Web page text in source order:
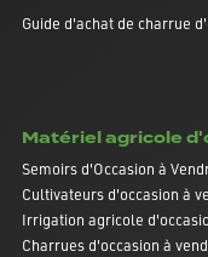
Guide d'achat de charrue
Matériel agricole
Semoirs d'Occasion à
Cultivateurs d'occasion à
Irrigation agricole
Charrues d'occasion à